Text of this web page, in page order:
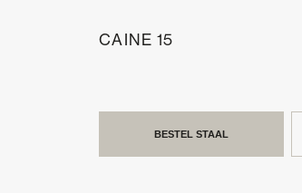
CAINE 15
BESTEL STAAL